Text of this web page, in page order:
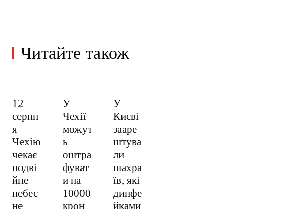
Читайте також
12
серпн
я
Чехію
чекає
подві
йне
небес
не
У
Чехії
можут
ь
оштра
фуват
и на
10000
крон
У
Києві
зааре
штува
ли
шахра
їв, які
дипфе
йками